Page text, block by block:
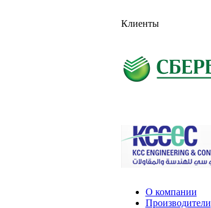
Клиенты
О компании
Производители